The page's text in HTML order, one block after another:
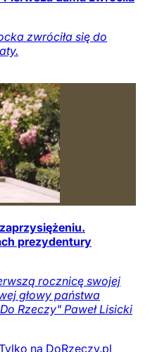
zwróciła się do
prezydentury
rocznicę swojej
głowy państwa
Rzeczy" Paweł Lisicki
na DoRzeczy.pl